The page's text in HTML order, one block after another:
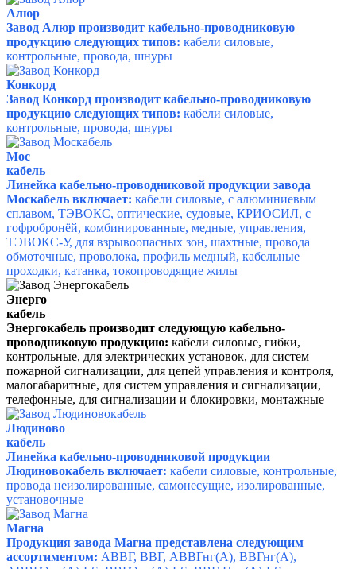
Алюр
Завод Алюр производит кабельно-проводниковую
продукцию следующих типов: кабели силовые,
контрольные, провода, шнуры
Конкорд
Завод Конкорд производит кабельно-проводниковую
продукцию следующих типов: кабели силовые,
контрольные, провода, шнуры
Мос
кабель
Линейка кабельно-проводниковой продукции завода
Москабель включает: кабели силовые, с алюминиевым
сплавом, ТЭВОКС, оптические, судовые, КРИОСИЛ, с
гофробронёй, комбинированные, медные, управления,
ТЭВОКС-У, для взрывоопасных зон, шахтные, провода
обмоточные, проволока, профиль медный, кабельные
проходки, катанка, токопроводящие жилы
Энерго
кабель
Энергокабель производит следующую кабельно-
проводниковую продукцию: кабели силовые, гибки,
контрольные, для электрических установок, для систем
пожарной сигнализации, для цепей управления и контроля,
малогабаритные, для систем управления и сигнализации,
телефонные, для сигнализации и блокировки, монтажные
Людиново
кабель
Линейка кабельно-проводниковой продукции
Людиновокабель включает: кабели силовые, контрольные,
провода неизолированные, самонесущие, изолированные,
установочные
Магна
Продукция завода Магна представлена следующим
ассортиментом: АВВГ, ВВГ, АВВГнг(А), ВВГнг(А),